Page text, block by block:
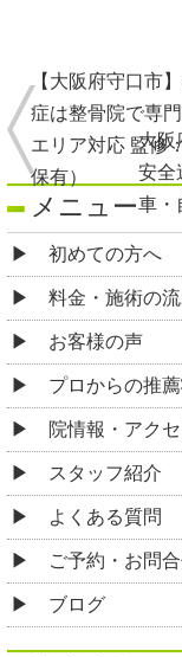
【大阪府守口市
症は整骨院で専
エリア対応 監修
保有）
大阪
安全
車・
メニュー
初めての方へ
料金・施術の
お客様の声
プロからの推
院情報・アク
スタッフ紹介
よくある質問
ご予約・お問
ブログ